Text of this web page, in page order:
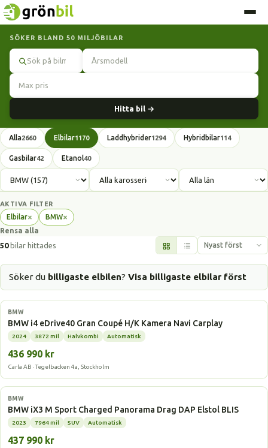
SÖKER BLAND 50 MILJÖBILAR
Hitta bil →
Alla2660 Elbilar1170 Laddhybrider1294 Hybridbilar114
Gasbilar42 Etanol40
AKTIVA FILTER
Elbilar×
Ta
bort
filter
BMW×
Ta
filter
Rensa alla
50bilar hittades
Söker du billigaste elbilen? Visa billigaste elbilar först
Elbil
BMW
BMW i4 eDrive40 Gran Coupé H/K Kamera Navi Carplay
2024 3872 mil Halvkombi Automatisk
436 990 kr
Carla AB · Tegelbacken 4a, Stockholm
Elbil
BMW
BMW iX3 M Sport Charged Panorama Drag DAP Elstol BLIS
2023 7964 mil SUV Automatisk
437 990 kr